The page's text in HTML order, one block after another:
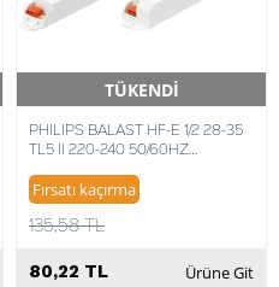
TÜKENDİ
Hızlı Teslimat
PHILIPS BALAST HF-E 1/2 28-35
TL5 II 220-240 50/60HZ
Fırsatı kaçırma
135,58 TL
80,22 TL Ürüne Git